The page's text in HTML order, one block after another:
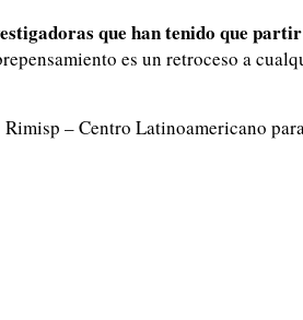
que han tenido que
es un retroceso a
Rimisp – Centro Latinoamericano